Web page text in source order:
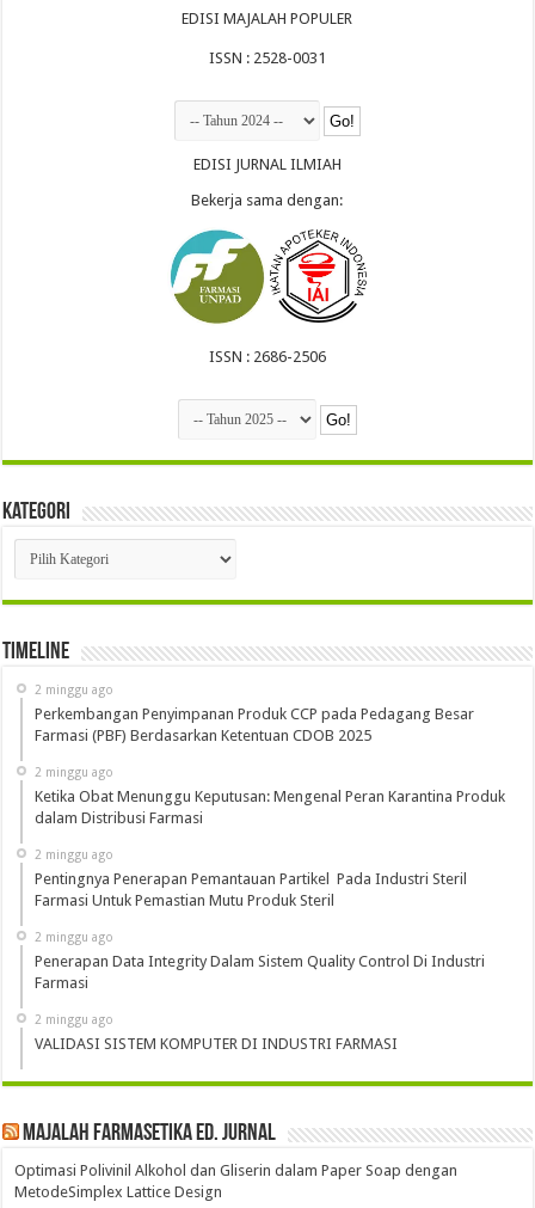
EDISI MAJALAH POPULER
ISSN : 2528-0031
EDISI JURNAL ILMIAH
Bekerja sama dengan:
ISSN : 2686-2506
Kategori
Kategori
Timeline
2 minggu ago
Perkembangan Penyimpanan Produk CCP pada Pedagang Besar
Farmasi (PBF) Berdasarkan Ketentuan CDOB 2025
2 minggu ago
Ketika Obat Menunggu Keputusan: Mengenal Peran Karantina Produk
dalam Distribusi Farmasi
2 minggu ago
Pentingnya Penerapan Pemantauan Partikel Pada Industri Steril
Farmasi Untuk Pemastian Mutu Produk Steril
2 minggu ago
Penerapan Data Integrity Dalam Sistem Quality Control Di Industri
Farmasi
2 minggu ago
VALIDASI SISTEM KOMPUTER DI INDUSTRI FARMASI
Majalah Farmasetika Ed. Jurnal
Optimasi Polivinil Alkohol dan Gliserin dalam Paper Soap dengan
MetodeSimplex Lattice Design